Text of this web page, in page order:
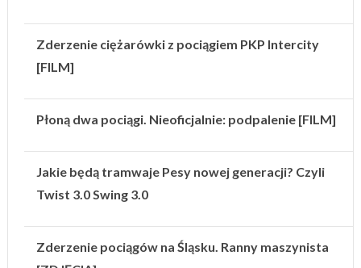
Zderzenie ciężarówki z pociągiem PKP Intercity
[FILM]
Płoną dwa pociągi. Nieoficjalnie: podpalenie [FILM]
Jakie będą tramwaje Pesy nowej generacji? Czyli
Twist 3.0 Swing 3.0
Zderzenie pociągów na Śląsku. Ranny maszynista